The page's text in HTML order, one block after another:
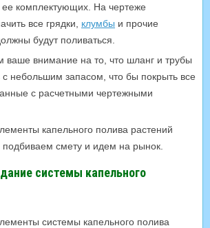
ее комплектующих. На чертеже
все грядки, клумбы и прочие
будут поливаться.
ваше внимание на то, что шланг и трубы
небольшим запасом, что бы покрыть все
с расчетными чертежными
капельного полива растений
подбиваем смету и идем на рынок.
системы капельного
системы капельного полива